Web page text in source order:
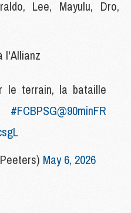
Lee, Mayulu, Dro,
l'Allianz
le terrain, la bataille
#FCBPSG@90minFR
May 6, 2026